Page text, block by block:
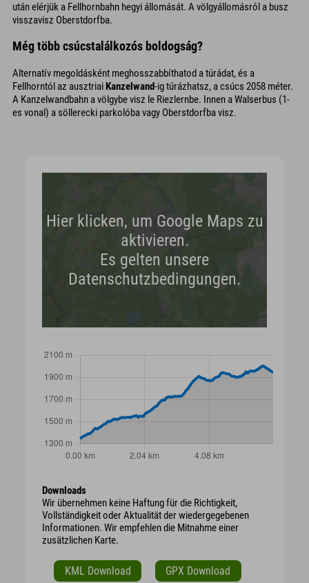
után elérjük a Fellhornbahn hegyi állomását. A völgyállomásról a busz
visszavisz Oberstdorfba.
Még több csúcstalálkozós boldogság?
Alternatív megoldásként meghosszabbíthatod a túrádat, és a
Fellhorntól az ausztriaiKanzelwand-ig túrázhatsz, a csúcs 2058 méter.
A Kanzelwandbahn a völgybe visz le Riezlernbe. Innen a Walserbus (1-
es vonal) a söllerecki parkolóba vagy Oberstdorfba visz.
Hier klicken, um Google Maps zu
aktivieren.
Es gelten unsere
Datenschutzbedingungen.
Downloads
Wir übernehmen keine Haftung für die Richtigkeit,
Vollständigkeit oder Aktualität der wiedergegebenen
Informationen. Wir empfehlen die Mitnahme einer
zusätzlichen Karte.
KML Download GPX Download